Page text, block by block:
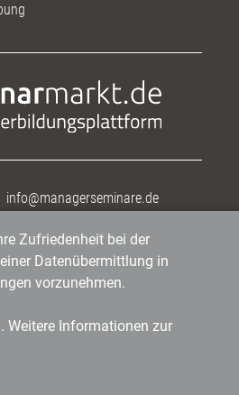
info@managerseminare.de
Zufriedenheit bei der
Datenübermittlung in
vorzunehmen.
Weitere Informationen zur